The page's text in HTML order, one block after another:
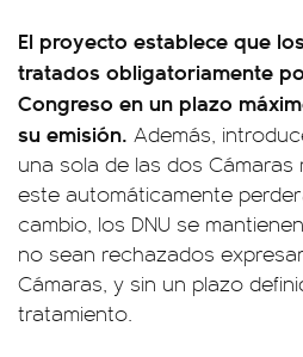
El proyecto establece que
tratados obligatoriamente
Congreso en un plazo
su emisión. Además,
una sola de las dos
este automáticamente
cambio, los DNU se
no sean rechazados
Cámaras, y sin un plazo
tratamiento.